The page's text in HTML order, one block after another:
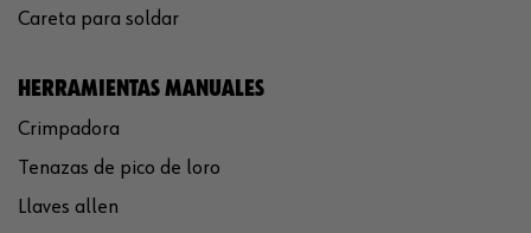
Careta para soldar
HERRAMIENTAS MANUALES
Crimpadora
Tenazas de pico de loro
Llaves allen